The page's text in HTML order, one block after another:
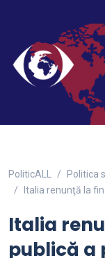
PoliticALL Politica
Italia renunţă la
Italia
publică a